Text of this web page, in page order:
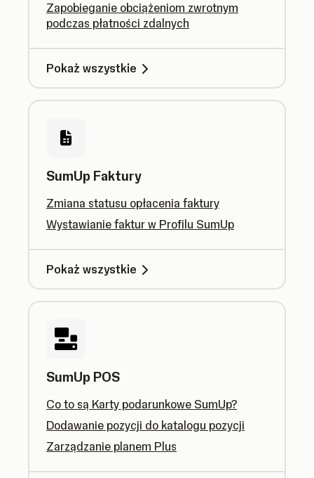
Zapobieganie obciążeniom zwrotnym
podczas płatności zdalnych
Pokaż wszystkie
SumUp Faktury
Zmiana statusu opłacenia faktury
Wystawianie faktur w Profilu SumUp
Pokaż wszystkie
SumUp POS
Co to są Karty podarunkowe SumUp?
Dodawanie pozycji do katalogu pozycji
Zarządzanie planem Plus